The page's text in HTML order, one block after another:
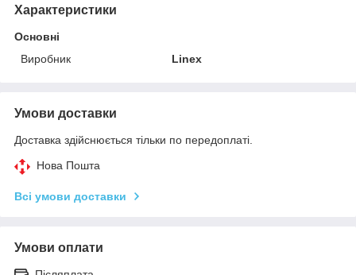
Характеристики
Основні
Виробник
Linex
Умови доставки
Доставка здійснюється тільки по передоплаті.
Нова Пошта
Всі умови доставки
Умови оплати